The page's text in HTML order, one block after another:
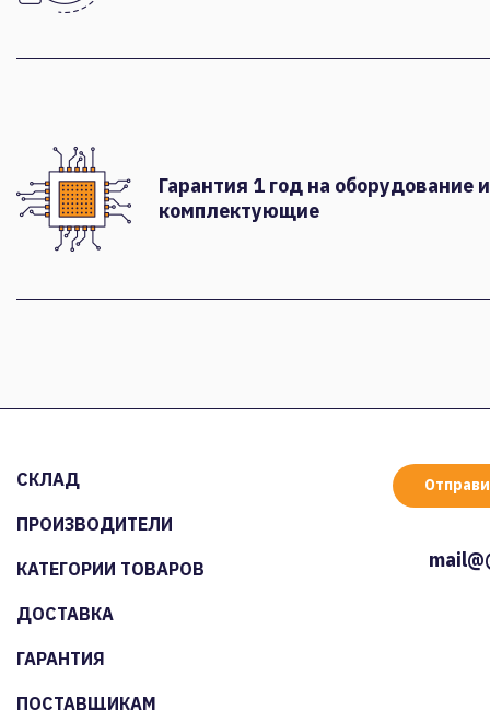
Гарантия 1 год на оборудование и
комплектующие
СКЛАД
ПРОИЗВОДИТЕЛИ
КАТЕГОРИИ ТОВАРОВ
ДОСТАВКА
ГАРАНТИЯ
ПОСТАВЩИКАМ